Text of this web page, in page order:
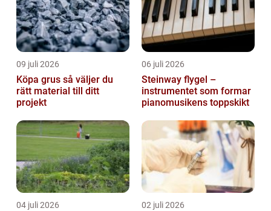
09 juli 2026
Köpa grus så väljer du
rätt material till ditt
projekt
06 juli 2026
Steinway flygel –
instrumentet som formar
pianomusikens toppskikt
04 juli 2026 02 juli 2026